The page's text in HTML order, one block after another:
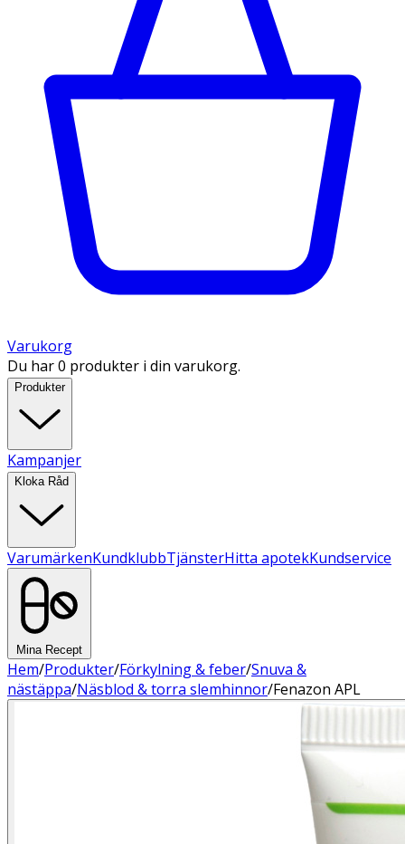
Varukorg
Du har 0 produkter i din varukorg.
Produkter
Kampanjer
Kloka Råd
VarumärkenKundklubbTjänsterHitta apotekKundservice
Mina Recept
Hem/Produkter/Förkylning & feber/Snuva &
nästäppa/Näsblod & torra slemhinnor/Fenazon APL